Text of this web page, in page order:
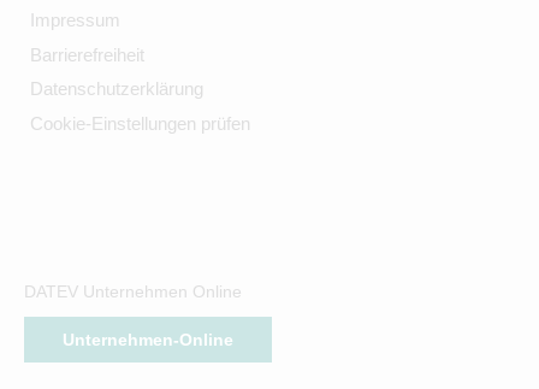
Impressum
Barrierefreiheit
Datenschutzerklärung
Cookie-Einstellungen prüfen
DATEV Unternehmen Online
Unternehmen-Online